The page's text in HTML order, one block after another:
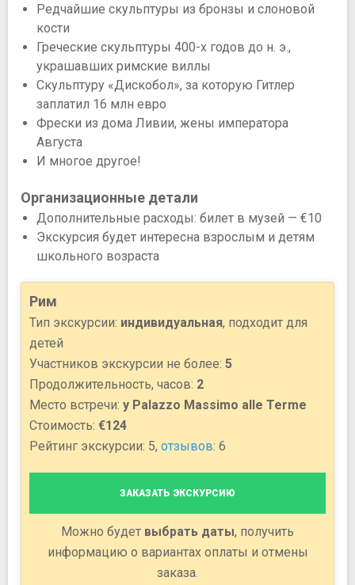
Редчайшие скульптуры из бронзы и слоновой
кости
Греческие скульптуры 400-х годов до н. э.,
украшавших римские виллы
Скульптуру «Дискобол», за которую Гитлер
заплатил 16 млн евро
Фрески из дома Ливии, жены императора
Августа
И многое другое!
Организационные детали
Дополнительные расходы: билет в музей — €10
Экскурсия будет интересна взрослым и детям
школьного возраста
Рим
Тип экскурсии: индивидуальная, подходит для
детей
Участников экскурсии не более: 5
Продолжительность, часов: 2
Место встречи: у Palazzo Massimo alle Terme
Стоимость: €124
Рейтинг экскурсии: 5, отзывов: 6
ЗАКАЗАТЬ ЭКСКУРСИЮ
Можно будет выбрать даты, получить
информацию о вариантах оплаты и отмены
заказа.